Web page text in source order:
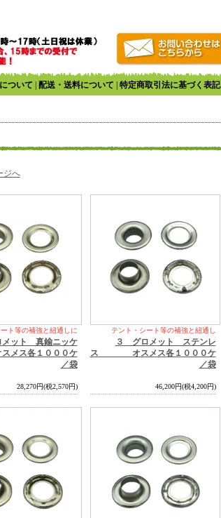
ついて 配送・送料について 特定商取引法に基づく表記
ジへ
ト等の補強と紐通しに
ット 真鍮ニッケ
各１０００ケ
／袋
28,270円(税2,570円)
テント・シート等の補強と紐通し
３ グロメット ステンレ
ス オスメス各１０００ケ
／袋
46,200円(税4,200円)